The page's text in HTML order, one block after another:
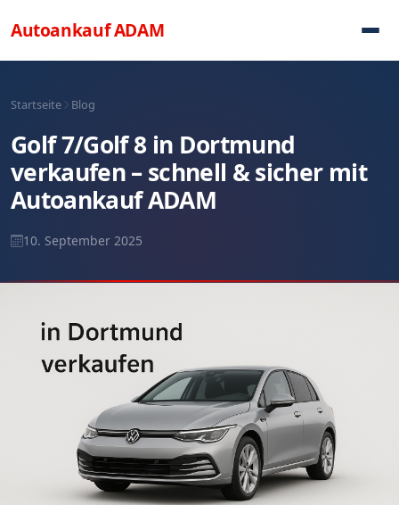
AutoankaufADAM
Startseite Blog
Golf 7/Golf 8 in Dortmund
verkaufen – schnell & sicher mit
Autoankauf ADAM
10. September 2025